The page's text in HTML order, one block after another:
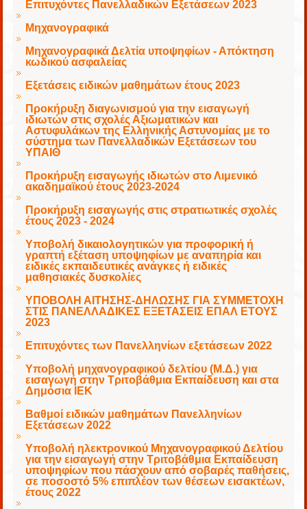
Επιτυχόντες Πανελλαδικών Εξετάσεων 2023
Μηχανογραφικά
Μηχανογραφικά Δελτία υποψηφίων - Απόκτηση
κωδικού ασφαλείας
Εξετάσεις ειδικών μαθημάτων έτους 2023
Προκήρυξη διαγωνισμού για την εισαγωγή
ιδιωτών στις σχολές Αξιωματικών και
Αστυφυλάκων της Ελληνικής Αστυνομίας με το
σύστημα των Πανελλαδικών Εξετάσεων του
ΥΠΑΙΘ
Προκήρυξη εισαγωγής ιδιωτών στο Λιμενικό
ακαδημαϊκού έτους 2023-2024
Προκήρυξη εισαγωγής στις στρατιωτικές σχολές
έτους 2023 - 2024
Υποβολή δικαιολογητικών για προφορική ή
γραπτή εξέταση υποψηφίων με αναπηρία και
ειδικές εκπαιδευτικές ανάγκες ή ειδικές
μαθησιακές δυσκολίες
ΥΠΟΒΟΛΗ ΑΙΤΗΣΗΣ-ΔΗΛΩΣΗΣ ΓΙΑ ΣΥΜΜΕΤΟΧΗ
ΣΤΙΣ ΠΑΝΕΛΛΑΔΙΚΕΣ ΕΞΕΤΑΣΕΙΣ ΕΠΑΛ ΕΤΟΥΣ
2023
Επιτυχόντες των Πανελληνίων εξετάσεων 2022
Υποβολή μηχανογραφικού δελτίου (Μ.Δ.) για
εισαγωγή στην Τριτοβάθμια Εκπαίδευση και στα
Δημόσια ΙΕΚ
Βαθμοί ειδικών μαθημάτων Πανελληνίων
Εξετάσεων 2022
Υποβολή ηλεκτρονικού Μηχανογραφικού Δελτίου
για την εισαγωγή στην Τριτοβάθμια Εκπαίδευση
υποψηφίων που πάσχουν από σοβαρές παθήσεις,
σε ποσοστό 5% επιπλέον των θέσεων εισακτέων,
έτους 2022